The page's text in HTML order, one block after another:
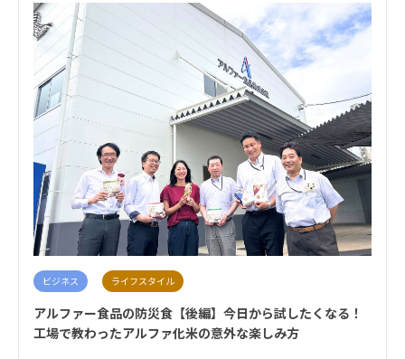
ビジネス ライフスタイル
アルファー食品の防災食【後編】今日から試したくなる！
工場で教わったアルファ化米の意外な楽しみ方